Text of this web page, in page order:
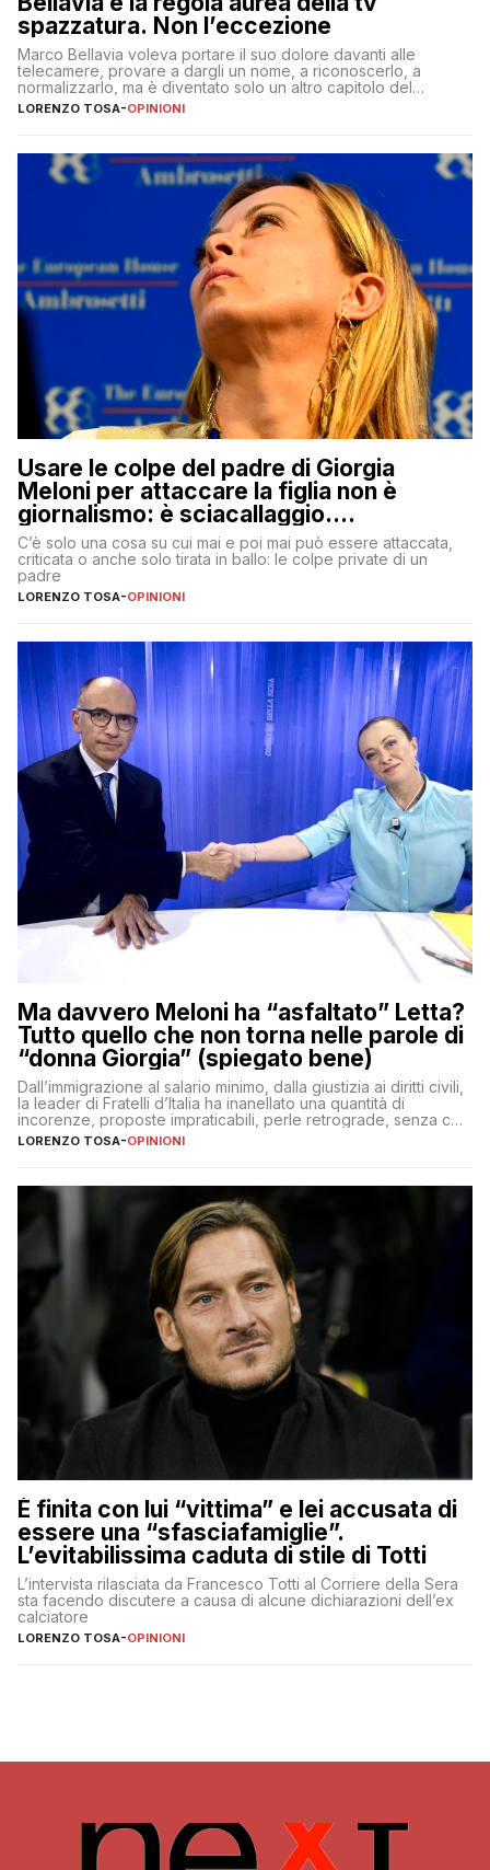
spazzatura. Non l’eccezione
Marco Bellavia voleva portare il suo dolore davanti alle
telecamere, provare a dargli un nome, a riconoscerlo, a
normalizzarlo, ma è diventato solo un altro capitolo del
copione
LORENZO TOSA-OPINIONI
Usare le colpe del padre di Giorgia
Meloni per attaccare la figlia non è
giornalismo: è sciacallaggio.
Dimostriamo di essere diversi
C’è solo una cosa su cui mai e poi mai può essere attaccata,
criticata o anche solo tirata in ballo: le colpe private di un
padre
LORENZO TOSA-OPINIONI
Ma davvero Meloni ha “asfaltato” Letta?
Tutto quello che non torna nelle parole di
“donna Giorgia” (spiegato bene)
Dall’immigrazione al salario minimo, dalla giustizia ai diritti civili,
la leader di Fratelli d’Italia ha inanellato una quantità di
incorenze, proposte impraticabili, perle retrograde, senza che
nessuno – a destra come a sinistra – glielo abbia fatto notare
LORENZO TOSA-OPINIONI
È finita con lui “vittima” e lei accusata di
essere una “sfasciafamiglie”.
L’evitabilissima caduta di stile di Totti
L’intervista rilasciata da Francesco Totti al Corriere della Sera
sta facendo discutere a causa di alcune dichiarazioni dell’ex
calciatore
LORENZO TOSA-OPINIONI